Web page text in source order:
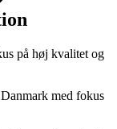
på høj kvalitet og
med fokus